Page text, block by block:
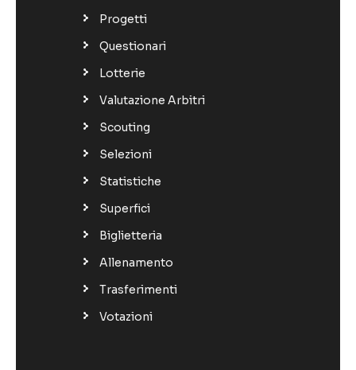
Progetti
Questionari
Lotterie
Valutazione Arbitri
Scouting
Selezioni
Statistiche
Superfici
Biglietteria
Allenamento
Trasferimenti
Votazioni